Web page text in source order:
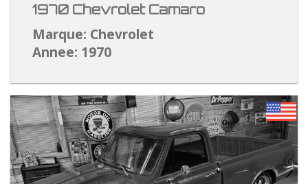
1970 Chevrolet Camaro
Marque: Chevrolet
Annee: 1970